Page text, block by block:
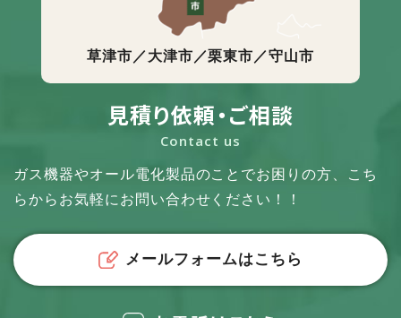
草津市／大津市／栗東市／守山市
見積り依頼・ご相談
Contact us
ガス機器やオール電化製品のことでお困りの方、
こち
らからお気軽にお問い合わせください！！
メールフォームはこちら